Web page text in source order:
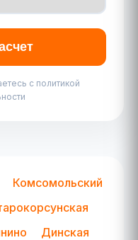
с политикой
Комсомольский
Динская